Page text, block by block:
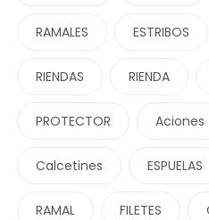
RAMALES ESTRIBOS
RIENDAS RIENDA
PROTECTOR Aciones
Calcetines ESPUELAS
RAMAL FILETES